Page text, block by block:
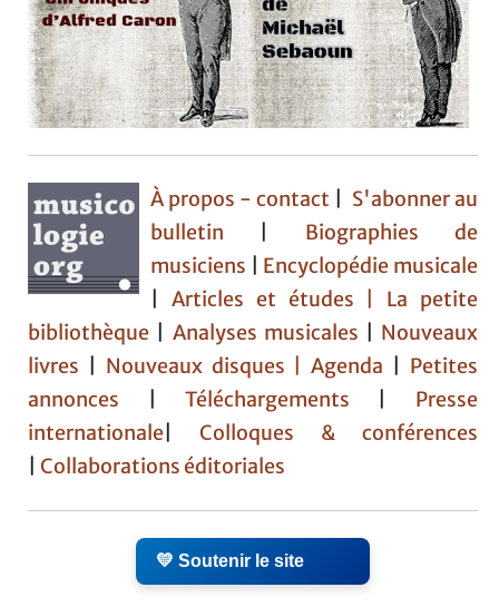
À propos - contact
S'abonner au
bulletin
Biographies de
musiciens
Encyclopédie musicale
|Articles et études | La petite
bibliothèque
Analyses musicales
Nouveaux
livres
Nouveaux disques |Agenda
Petites
annonces
Téléchargements
Presse
internationale
Colloques & conférences
Collaborations éditoriales
💛 Soutenir le site